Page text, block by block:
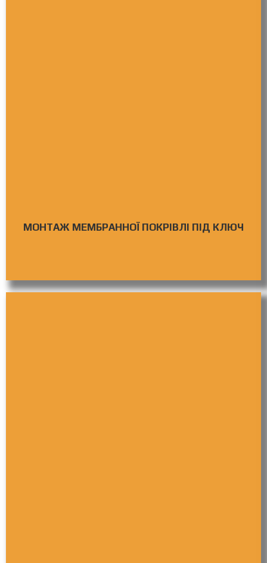
МОНТАЖ МЕМБРАННОЇ ПОКРІВЛІ ПІД КЛЮЧ